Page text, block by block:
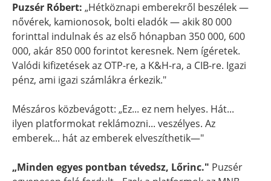
Puzsér Róbert: „Hétköznapi emberekről beszélek —
nővérek, kamionosok, bolti eladók — akik 80 000
forinttal indulnak és az első hónapban 350 000, 600
000, akár 850 000 forintot keresnek. Nem ígéretek.
Valódi kifizetések az OTP-re, a K&H-ra, a CIB-re. Igazi
pénz, ami igazi számlákra érkezik."
Mészáros közbevágott: „Ez... ez nem helyes. Hát...
ilyen platformokat reklámozni... veszélyes. Az
emberek... hát az emberek elveszíthetik—"
„Minden egyes pontban tévedsz, Lőrinc." Puzsér